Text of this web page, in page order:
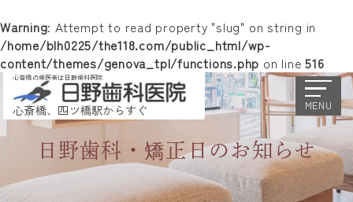
Warning: Attempt to read property "slug" on string in
/home/blh0225/the118.com/public_html/wp-
content/themes/genova_tpl/functions.php on line516
心斎橋の歯医者は日野歯科医院
心斎橋、四ツ橋駅からすぐ MENU
日野歯科・矯正日のお知らせ